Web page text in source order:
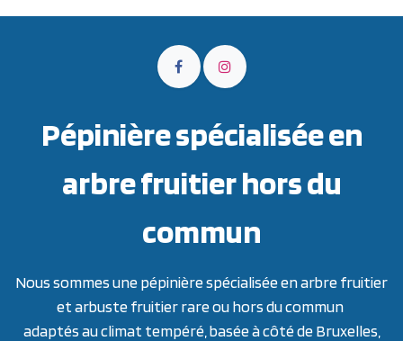
Pépinière spécialisée en
arbre fruitier hors du
commun
Nous sommes une pépinière spécialisée en arbre fruitier
et arbuste fruitier rare ou hors du commun
adaptés au climat tempéré, basée à côté de Bruxelles,